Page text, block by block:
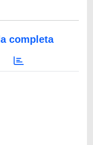
completa